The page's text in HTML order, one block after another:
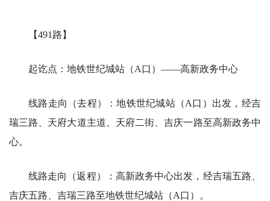
【491路】
起讫点：地铁世纪城站（A口）——高新政务中心
线路走向（去程）：地铁世纪城站（A口）出发，经吉
瑞三路、天府大道主道、天府二街、吉庆一路至高新政务中
心。
线路走向（返程）：高新政务中心出发，经吉瑞五路、
吉庆五路、吉瑞三路至地铁世纪城站（A口）。